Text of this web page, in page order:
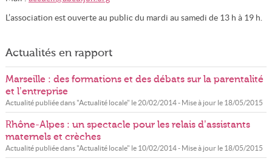
L’association est ouverte au public du mardi au samedi de 13 h à 19 h.
Actualités en rapport
Marseille : des formations et des débats sur la parentalité
et l’entreprise
Actualité publiée dans "Actualité locale" le 20/02/2014- Mise à jour le 18/05/2015
Rhône-Alpes : un spectacle pour les relais d’assistants
maternels et crèches
Actualité publiée dans "Actualité locale" le 10/02/2014- Mise à jour le 18/05/2015